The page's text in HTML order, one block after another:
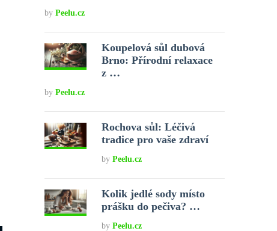
by Peelu.cz
Koupelová sůl dubová
Brno: Přírodní relaxace
z …
by Peelu.cz
Rochova sůl: Léčivá
tradice pro vaše zdraví
byPeelu.cz
Kolik jedlé sody místo
prášku do pečiva? …
byPeelu.cz